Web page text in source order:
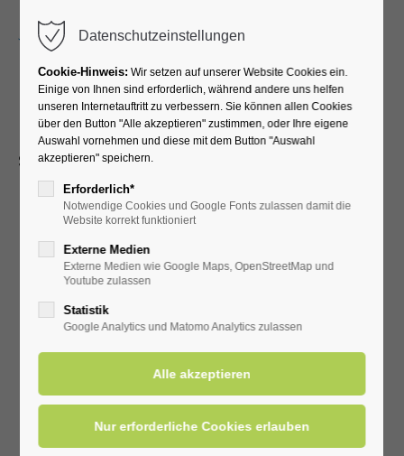
Haus Mrugalla
Schäferkämper Weg 33 • 59597 Bad Westernkotten
Datenschutzeinstellungen
Cookie-Hinweis: Wir setzen auf unserer Website Cookies ein.
Einige von Ihnen sind erforderlich, während andere uns helfen
unseren Internetauftritt zu verbessern. Sie können allen Cookies
über den Button "Alle akzeptieren" zustimmen, oder Ihre eigene
Auswahl vornehmen und diese mit dem Button "Auswahl
akzeptieren" speichern.
Erforderlich*
Notwendige Cookies und Google Fonts zulassen damit die
Website korrekt funktioniert
Externe Medien
Externe Medien wie Google Maps, OpenStreetMap und
Youtube zulassen
Statistik
Google Analytics und Matomo Analytics zulassen